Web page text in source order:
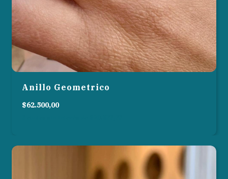
Anillo Geometrico
$62.500,00